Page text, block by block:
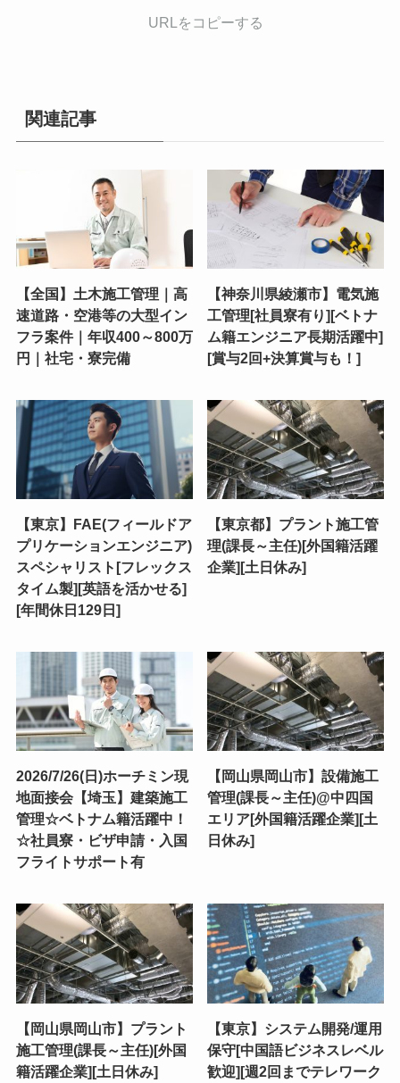
URLをコピーする
関連記事
【全国】土木施工管理｜高
速道路・空港等の大型イン
フラ案件｜年収400～800万
円｜社宅・寮完備
【神奈川県綾瀬市】電気施
工管理[社員寮有り][ベトナ
ム籍エンジニア長期活躍中]
[賞与2回+決算賞与も！]
【東京】FAE(フィールドア
プリケーションエンジニア)
スペシャリスト[フレックス
タイム製][英語を活かせる]
[年間休日129日]
【東京都】プラント施工管
理(課長～主任)[外国籍活躍
企業][土日休み]
2026/7/26(日)ホーチミン現
地面接会【埼玉】建築施工
管理☆ベトナム籍活躍中！
☆社員寮・ビザ申請・入国
フライトサポート有
【岡山県岡山市】設備施工
管理(課長～主任)@中四国
エリア[外国籍活躍企業][土
日休み]
【岡山県岡山市】プラント
施工管理(課長～主任)[外国
籍活躍企業][土日休み]
【東京】システム開発/運用
保守[中国語ビジネスレベル
歓迎][週2回までテレワーク